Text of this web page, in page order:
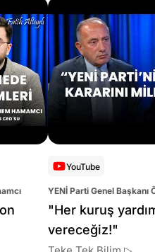
YouTube
YENİ Parti Genel Başkanı
Altaylı
"Her kuruş
vereceğiz!"